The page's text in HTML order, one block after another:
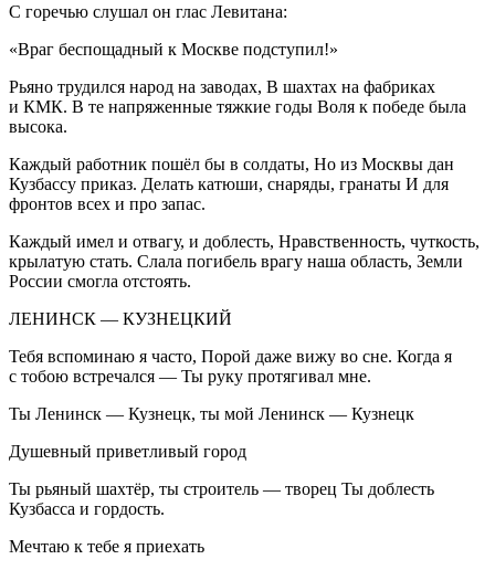
С горечью слушал он глас Левитана:
«Враг беспощадный к Москве подступил!»
Рьяно трудился народ на заводах, В шахтах на фабриках
и КМК. В те напряженные тяжкие годы Воля к победе была
высока.
Каждый работник пошёл бы в солдаты, Но из Москвы дан
Кузбассу приказ. Делать катюши, снаряды, гранаты И для
фронтов всех и про запас.
Каждый имел и отвагу, и доблесть, Нравственность, чуткость,
крылатую стать. Слала погибель врагу наша область, Земли
России смогла отстоять.
ЛЕНИНСК — КУЗНЕЦКИЙ
Тебя вспоминаю я часто, Порой даже вижу во сне. Когда я
с тобою встречался — Ты руку протягивал мне.
Ты Ленинск — Кузнецк, ты мой Ленинск — Кузнецк
Душевный приветливый город
Ты рьяный шахтёр, ты строитель — творец Ты доблесть
Кузбасса и гордость.
Мечтаю к тебе я приехать